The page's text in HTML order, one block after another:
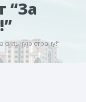
“За
сильную страну!”